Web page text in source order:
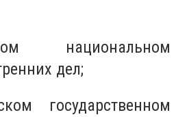
национальном
дел;
государственном